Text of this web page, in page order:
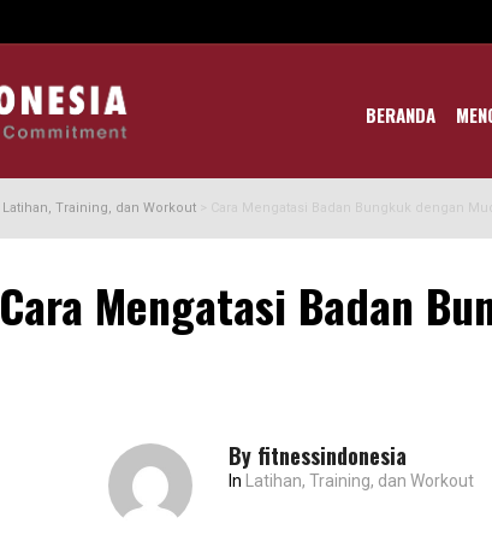
BERANDA
Latihan, Training, dan Workout > Cara Mengatasi Badan Bungkuk dengan
Cara Mengatasi Badan
By fitnessindonesia
In Latihan, Training, dan Workout